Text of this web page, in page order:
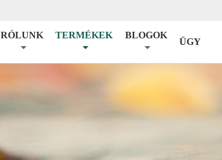
RÓLUNK TERMÉKEK BLOGOK
ÜGY